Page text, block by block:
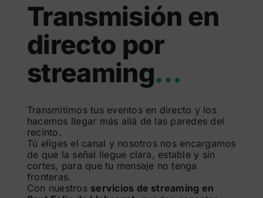
Nosotros
Cuéntanos…
Buscar:
Transmisión en
directo por
streaming…
Transmitimos tus eventos en directo y los
hacemos llegar más allá de las paredes del
recinto.
Tú eliges el canal y nosotros nos encargamos
de que la señal llegue clara, estable y sin
cortes, para que tu mensaje no tenga
fronteras.
Con nuestros servicios de streaming en